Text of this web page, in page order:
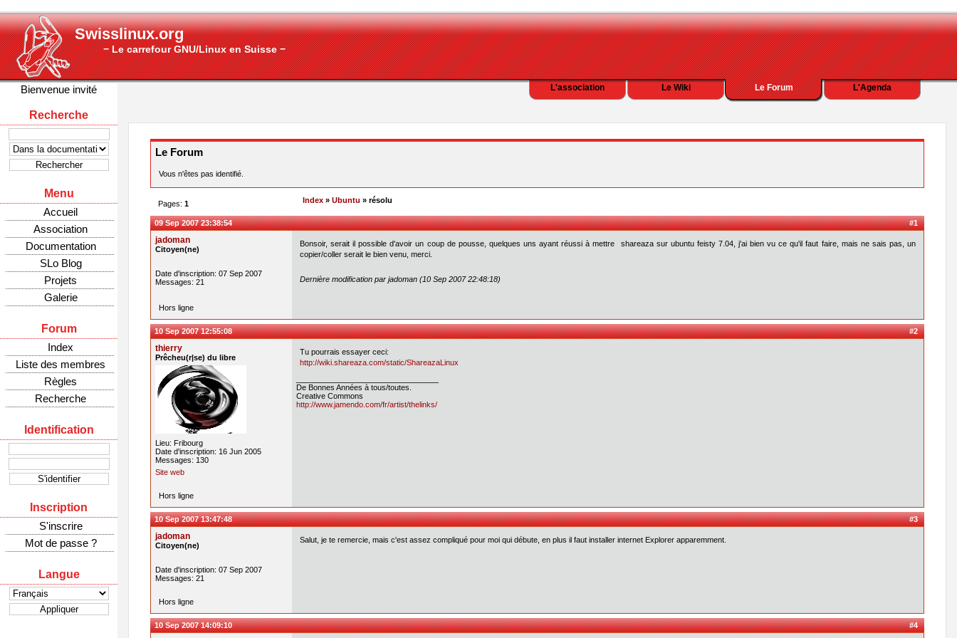
Swisslinux.org
− Le carrefour GNU/Linux en Suisse −
L'Agenda
Le Forum
Le Wiki
L'association
Bienvenue invité
Recherche
Menu
Accueil
Association
Documentation
SLo Blog
Projets
Galerie
Forum
Index
Liste des membres
Règles
Recherche
Identification
Inscription
S'inscrire
Mot de passe ?
Langue
Le Forum
Vous n'êtes pas identifié.
Pages: 1 Index » Ubuntu » résolu
#1
09 Sep 2007 23:38:54
jadoman
Citoyen(ne)
Date d'inscription: 07 Sep 2007
Messages: 21
Bonsoir, serait il possible d'avoir un coup de pousse, quelques uns ayant réussi à mettre shareaza sur ubuntu feisty 7.04, j'ai bien vu ce qu'il faut faire, mais ne sais pas, un
copier/coller serait le bien venu, merci.
Dernière modification par jadoman (10 Sep 2007 22:48:18)
Hors ligne
#2
10 Sep 2007 12:55:08
thierry
Prêcheu(r|se) du libre
Lieu: Fribourg
Date d'inscription: 16 Jun 2005
Messages: 130
Site web
Tu pourrais essayer ceci:
http://wiki.shareaza.com/static/ShareazaLinux
De Bonnes Années à tous/toutes.
Creative Commons
http://www.jamendo.com/fr/artist/thelinks/
Hors ligne
#3
10 Sep 2007 13:47:48
jadoman
Citoyen(ne)
Date d'inscription: 07 Sep 2007
Messages: 21
Salut, je te remercie, mais c'est assez compliqué pour moi qui débute, en plus il faut installer internet Explorer apparemment.
Hors ligne
#4
10 Sep 2007 14:09:10